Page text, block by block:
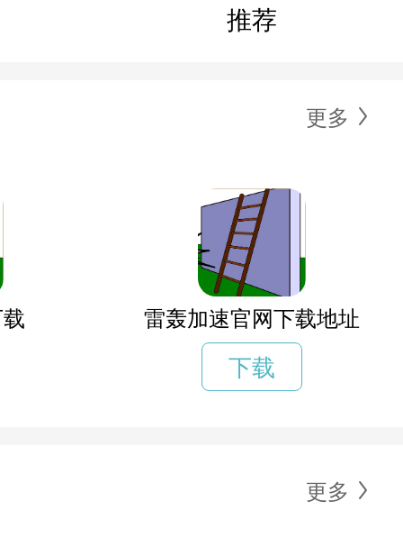
推荐
更多
雷轰加速官网下载地址
下载
更多